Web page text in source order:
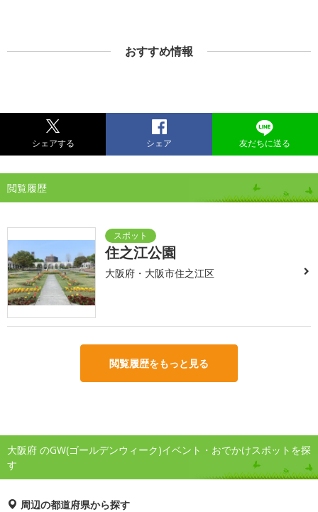
おすすめ情報
シェアする シェア 友だちに送る
閲覧履歴
住之江公園
大阪府・大阪市住之江区
閲覧履歴をもっと見る
大阪府 のGW(ゴールデンウィーク)イベント・おでかけスポットを探
す
周辺の都道府県から探す